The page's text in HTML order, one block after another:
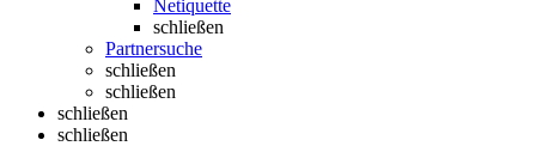
Netiquette
schließen
Partnersuche
schließen
schließen
schließen
schließen